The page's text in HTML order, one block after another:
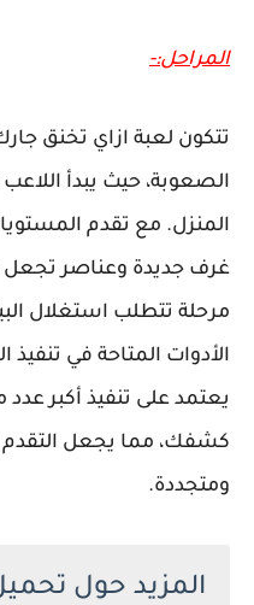
المراحل:-
الصعوبة، حيث يبدأ
المنزل. مع تقدم
غرف جديدة وعناصر تجعل
مرحلة تتطلب استغلال
الأدوات المتاحة في
يعتمد على تنفيذ أكبر
كشفك، مما يجعل التقدم
ومتجددة.
المزيد حول